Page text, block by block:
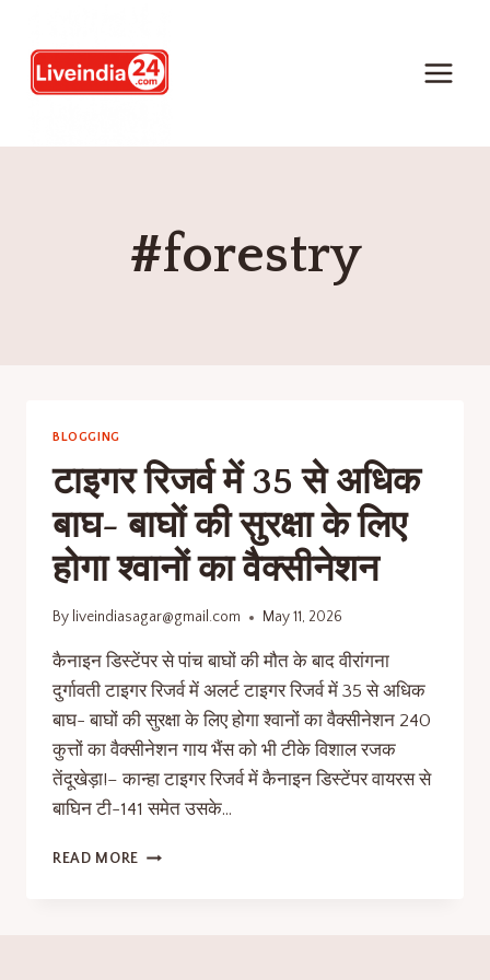
#forestry
BLOGGING
टाइगर रिजर्व में 35 से अधिक
बाघ- बाघों की सुरक्षा के लिए
होगा श्वानों का वैक्सीनेशन
By liveindiasagar@gmail.com May 11, 2026
कैनाइन डिस्टेंपर से पांच बाघों की मौत के बाद वीरांगना
दुर्गावती टाइगर रिजर्व में अलर्ट टाइगर रिजर्व में 35 से अधिक
बाघ- बाघों की सुरक्षा के लिए होगा श्वानों का वैक्सीनेशन 240
कुत्तों का वैक्सीनेशन गाय भैंस को भी टीके विशाल रजक
तेंदूखेड़ा!– कान्हा टाइगर रिजर्व में कैनाइन डिस्टेंपर वायरस से
बाघिन टी-141 समेत उसके…
READ MORE